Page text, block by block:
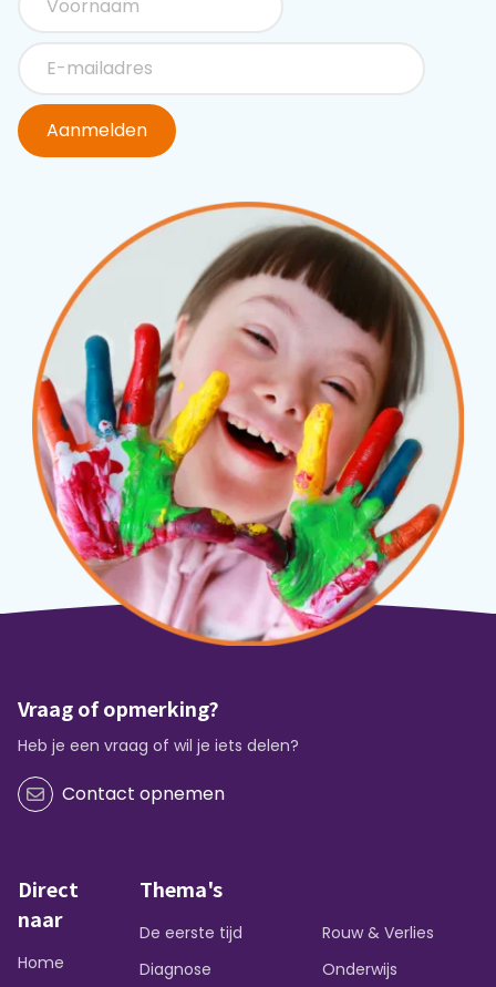
Aanmelden
Vraag of opmerking?
Heb je een vraag of wil je iets delen?
Contact opnemen
Direct
naar
Home
Thema's
De eerste tijd
Diagnose
Rouw & Verlies
Onderwijs